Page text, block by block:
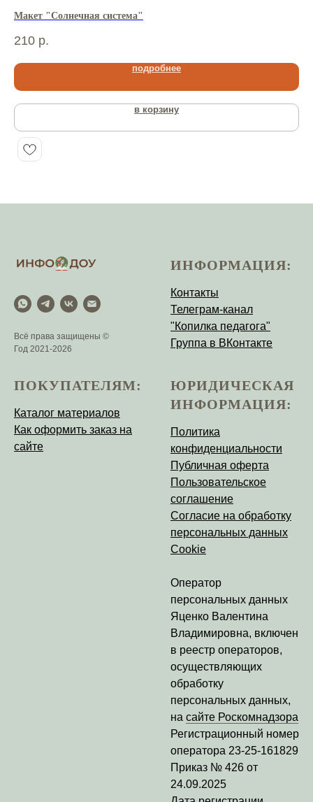
Макет "Солнечная система"
210 р.
подробнее
в корзину
Всё права защищены ©
Год 2021-2026
ИНФОРМАЦИЯ:
Контакты
Телеграм-канал
"Копилка педагога"
Группа в ВКонтакте
ПОКУПАТЕЛЯМ:
Каталог материалов
Как оформить заказ на
сайте
ЮРИДИЧЕСКАЯ
ИНФОРМАЦИЯ:
Политика
конфиденциальности
Публичная оферта
Пользовательское
соглашение
Согласие на обработку
персональных данных
Cookie
Оператор
персональных данных
Яценко Валентина
Владимировна, включен
в реестр операторов,
осуществляющих
обработку
персональных данных,
на сайте Роскомнадзора
Регистрационный номер
оператора 23-25-161829
Приказ № 426 от
24.09.2025